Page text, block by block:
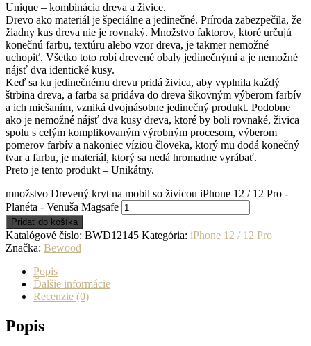
Unique – kombinácia dreva a živice.
Drevo ako materiál je špeciálne a jedinečné. Príroda zabezpečila, že
žiadny kus dreva nie je rovnaký. Množstvo faktorov, ktoré určujú
konečnú farbu, textúru alebo vzor dreva, je takmer nemožné
uchopiť. Všetko toto robí drevené obaly jedinečnými a je nemožné
nájsť dva identické kusy.
Keď sa ku jedinečnému drevu pridá živica, aby vyplnila každý
štrbina dreva, a farba sa pridáva do dreva šikovným výberom farbív
a ich miešaním, vzniká dvojnásobne jedinečný produkt. Podobne
ako je nemožné nájsť dva kusy dreva, ktoré by boli rovnaké, živica
spolu s celým komplikovaným výrobným procesom, výberom
pomerov farbív a nakoniec víziou človeka, ktorý mu dodá konečný
tvar a farbu, je materiál, ktorý sa nedá hromadne vyrábať.
Preto je tento produkt – Unikátny.
množstvo Drevený kryt na mobil so živicou iPhone 12 / 12 Pro -
Planéta - Venuša Magsafe
Pridať do košíka
Katalógové číslo: BWD12145 Kategória: iPhone 12 / 12 Pro
Značka: Bewood
Popis
Ďalšie informácie
Recenzie (0)
Popis